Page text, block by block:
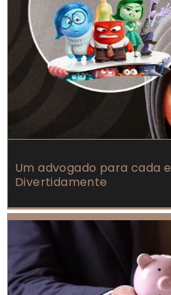
Um advogado para cada
Divertidamente